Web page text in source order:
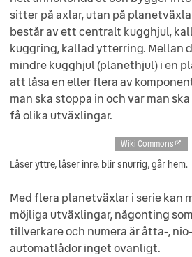
sitter på axlar, utan på
består av ett centralt kugghjul,
kuggring, kallad ytterring. Mellan
mindre kugghjul (planethjul) i en
att låsa en eller flera av
man ska stoppa in och var man
få olika utväxlingar.
Wiki Commons
Låser yttre, låser inre, blir snurrig, går hem.
Med flera planetväxlar i serie kan
möjliga utväxlingar, någonting
tillverkare och numera är åtta-,
automatlådor inget ovanligt.